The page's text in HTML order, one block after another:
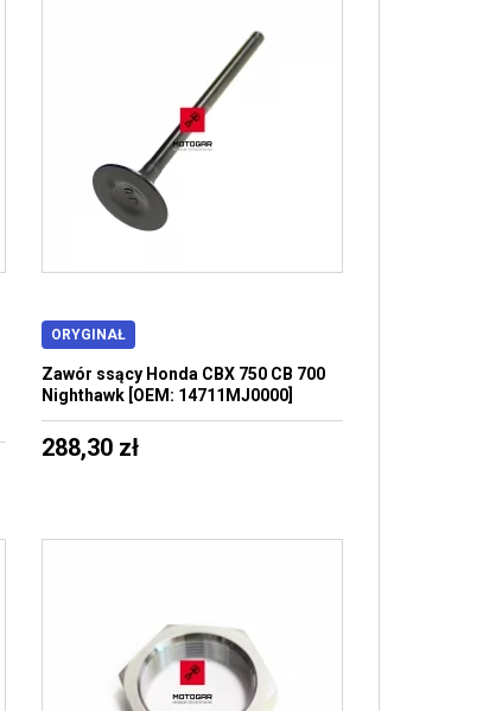
ORYGINAŁ
Zawór ssący Honda CBX 750 CB 700
Nighthawk [OEM: 14711MJ0000]
288,30 zł